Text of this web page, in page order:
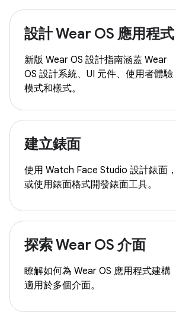
設計 Wear OS 應用程式
新版 Wear OS 設計指南涵蓋 Wear
OS 設計系統、UI 元件、使用者體驗
模式和樣式。
建立錶面
使用 Watch Face Studio 設計錶面，
或使用錶面格式開發錶面工具。
探索 Wear OS 介面
瞭解如何為 Wear OS 應用程式建構
適用於多個介面。